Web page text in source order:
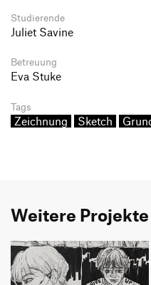
Studierende
Juliet Savine
Betreuung
Eva Stuke
Tags
Zeichnung Sketch
Weitere